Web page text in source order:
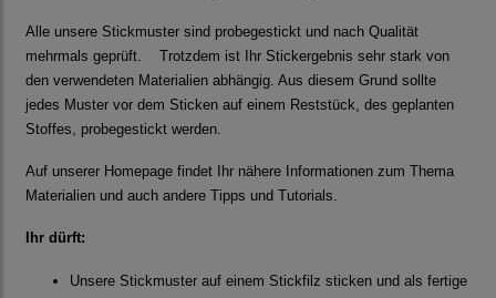
Alle unsere Stickmuster sind probegestickt und nach Qualität
mehrmals geprüft. Trotzdem ist Ihr Stickergebnis sehr stark von
den verwendeten Materialien abhängig. Aus diesem Grund sollte
jedes Muster vor dem Sticken auf einem Reststück, des geplanten
Stoffes, probegestickt werden.
Auf unserer Homepage findet Ihr nähere Informationen zum Thema
Materialien und auch andere Tipps und Tutorials.
Ihr dürft:
Unsere Stickmuster auf einem Stickfilz sticken und als fertige